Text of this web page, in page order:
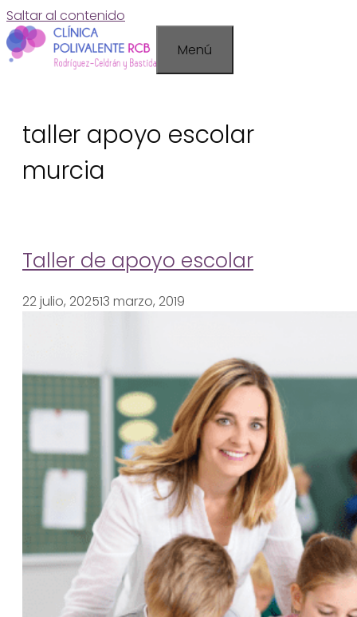
Saltar al contenido
Menú
taller apoyo escolar
murcia
Taller de apoyo escolar
22 julio, 202513 marzo, 2019